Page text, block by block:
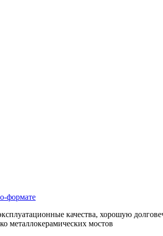
формате
качества, хорошую
металлокерамических мостов